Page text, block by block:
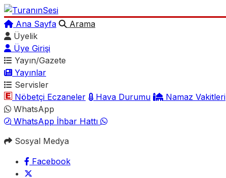
Ana Sayfa
Arama
Üyelik
Üye Girişi
Yayın/Gazete
Yayınlar
Servisler
Nöbetçi Eczaneler
Hava Durumu Namaz Vakitleri
WhatsApp
WhatsApp İhbar Hattı
Sosyal Medya
Facebook